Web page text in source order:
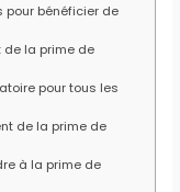
pour bénéficier de
de la prime de
pour tous les
de la prime de
à la prime de